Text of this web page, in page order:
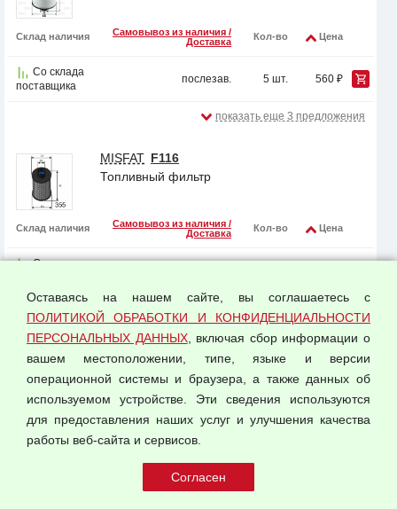
Склад наличия
Самовывоз из наличия /
Доставка
Кол-во Цена
Со склада
поставщика
послезав. 5 шт. 560 ₽
показать еще 3 предложения
MISFAT F116
Топливный фильтр
Склад наличия
Самовывоз из наличия /
Доставка
Кол-во Цена
Со склада
поставщика
3 дня 10 шт. 640 ₽
Stellox 2100477SX
Кол-во
Оставаясь на нашем сайте, вы соглашаетесь с
ПОЛИТИКОЙ ОБРАБОТКИ И КОНФИДЕНЦИАЛЬНОСТИ
ПЕРСОНАЛЬНЫХ ДАННЫХ, включая сбор информации о
вашем местоположении, типе, языке и версии
операционной системы и браузера, а также данных об
используемом устройстве. Эти сведения используются
для предоставления наших услуг и улучшения качества
работы веб-сайта и сервисов.